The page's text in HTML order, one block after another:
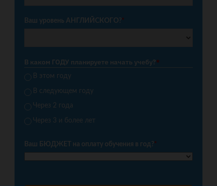
Ваш уровень АНГЛИЙСКОГО?*
В каком ГОДУ планируете начать учебу?*
В этом году
В следующем году
Через 2 года
Через 3 и более лет
Ваш БЮДЖЕТ на оплату обучения в год?*